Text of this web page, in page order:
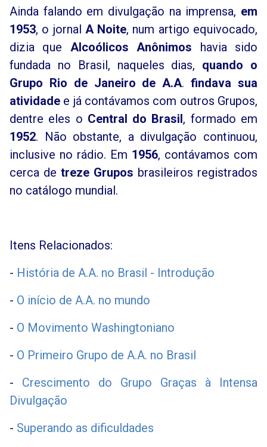
Ainda falando em divulgação na imprensa, em
1953, o jornal A Noite, num artigo equivocado,
dizia que Alcoólicos Anônimos havia sido
fundada no Brasil, naqueles dias, quando o
Grupo Rio de Janeiro de A.A. findava sua
atividade e já contávamos com outros Grupos,
dentre eles o Central do Brasil, formado em
1952. Não obstante, a divulgação continuou,
inclusive no rádio. Em 1956, contávamos com
cerca de treze Grupos brasileiros registrados
no catálogo mundial.
Itens Relacionados:
- História de A.A. no Brasil - Introdução
- O início de A.A. no mundo
- O Movimento Washingtoniano
- O Primeiro Grupo de A.A. no Brasil
- Crescimento do Grupo Graças à Intensa
Divulgação
- Superando as dificuldades